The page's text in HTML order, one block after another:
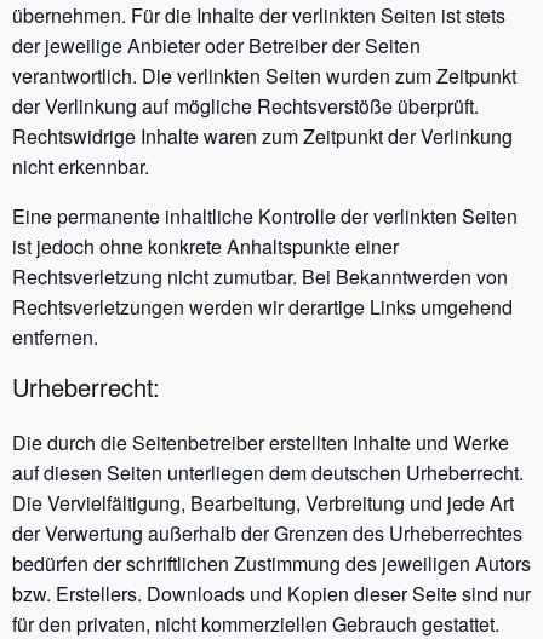
übernehmen. Für die Inhalte der verlinkten Seiten ist stets
der jeweilige Anbieter oder Betreiber der Seiten
verantwortlich. Die verlinkten Seiten wurden zum Zeitpunkt
der Verlinkung auf mögliche Rechtsverstöße überprüft.
Rechtswidrige Inhalte waren zum Zeitpunkt der Verlinkung
nicht erkennbar.
Eine permanente inhaltliche Kontrolle der verlinkten Seiten
ist jedoch ohne konkrete Anhaltspunkte einer
Rechtsverletzung nicht zumutbar. Bei Bekanntwerden von
Rechtsverletzungen werden wir derartige Links umgehend
entfernen.
Urheberrecht:
Die durch die Seitenbetreiber erstellten Inhalte und Werke
auf diesen Seiten unterliegen dem deutschen Urheberrecht.
Die Vervielfältigung, Bearbeitung, Verbreitung und jede Art
der Verwertung außerhalb der Grenzen des Urheberrechtes
bedürfen der schriftlichen Zustimmung des jeweiligen Autors
bzw. Erstellers. Downloads und Kopien dieser Seite sind nur
für den privaten, nicht kommerziellen Gebrauch gestattet.